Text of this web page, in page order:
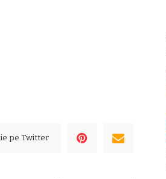
pe Twitter